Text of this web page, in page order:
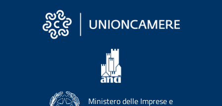
Ministero delle Imprese e